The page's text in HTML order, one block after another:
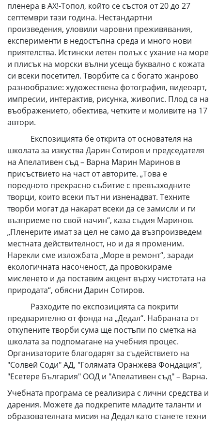
пленера в АХ!-Топол, който се състоя от 20 до 27
септември тази година. Нестандартни
произведения, уловили чаровни преживявания,
експерименти в недостъпна среда и много нови
приятелства. Истински летен полъх с ухание на море
и плисък на морски вълни усеща буквално с кожата
си всеки посетител. Творбите са с богато жанрово
разнообразие: художествена фотография, видеоарт,
импресии, интерактив, рисунка, живопис. Плод са на
въображението, обектива, четките и моливите на 17
автори.
Експозицията бе открита от основателя на
школата за изкуства Дарин Сотиров и председателя
на Апелативен съд – Варна Марин Маринов в
присъствието на част от авторите. „Това е
поредното прекрасно събитие с превъзходните
творци, които всеки път ни изненадват. Техните
творби могат да накарат всеки да се замисли и ги
възприеме по свой начин“, каза съдия Маринов.
„Пленерите имат за цел не само да възпроизведем
местната действителност, но и да я променим.
Нарекли сме изложбата „Море в ремонт“, заради
екологичната насоченост, да провокираме
мисленето и да поставим акцент върху чистотата на
природата“, обясни Дарин Сотиров.
Разходите по експозицията са покрити
предварително от фонда на „Дедал“. Набраната от
откупените творби сума ще постъпи по сметка на
школата за подпомагане на учебния процес.
Организаторите благодарят за съдействието на
"Солвей Соди" АД, "Голямата Оранжева Фондация",
"Есетере България" ООД и "Апелативен съд" – Варна.
Учебната програма се реализира с лични средства и
дарения. Можете да подкрепите младите таланти и
образователната мисия на Дедал като станете техни